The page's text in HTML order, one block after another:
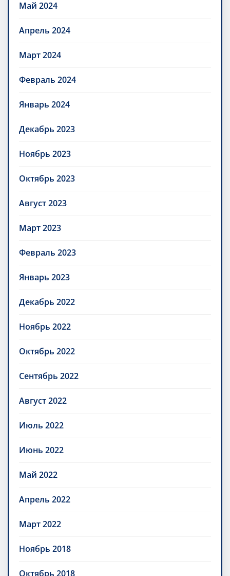
Май 2024
Апрель 2024
Март 2024
Февраль 2024
Январь 2024
Декабрь 2023
Ноябрь 2023
Октябрь 2023
Август 2023
Март 2023
Февраль 2023
Январь 2023
Декабрь 2022
Ноябрь 2022
Октябрь 2022
Сентябрь 2022
Август 2022
Июль 2022
Июнь 2022
Май 2022
Апрель 2022
Март 2022
Ноябрь 2018
Октябрь 2018